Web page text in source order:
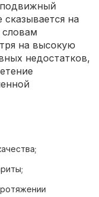
подвижный
на
словам
на высокую
недостатков,